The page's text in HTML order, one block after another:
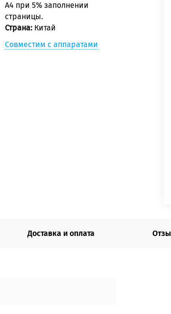
А4 при 5% заполнении
страницы.
Страна: Китай
Совместим с аппаратами
Доставка и оплата